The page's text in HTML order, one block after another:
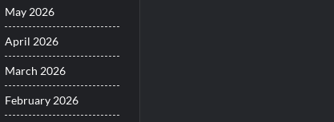
May 2026
April 2026
March 2026
February 2026